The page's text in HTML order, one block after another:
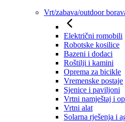
Vrt/zabava/outdoor
Električni romobili
Robotske kosilice
Bazeni i dodaci
Roštilji i kamini
Oprema za bicikle
Vremenske postaje
Sjenice i paviljoni
Vrtni namještaj i
Vrtni alat
Solarna rješenja i